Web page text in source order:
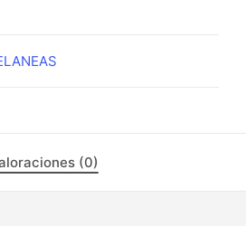
(0)